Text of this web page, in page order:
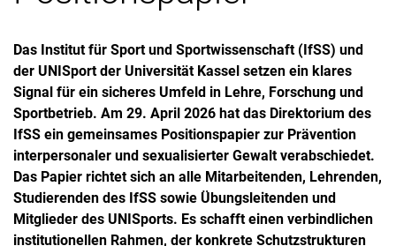
Das Institut für Sport und Sportwissenschaft (IfSS) und
der UNISport der Universität Kassel setzen ein klares
Signal für ein sicheres Umfeld in Lehre, Forschung und
Sportbetrieb. Am 29. April 2026 hat das Direktorium des
IfSS ein gemeinsames Positionspapier zur Prävention
interpersonaler und sexualisierter Gewalt verabschiedet.
Das Papier richtet sich an alle Mitarbeitenden, Lehrenden,
Studierenden des IfSS sowie Übungsleitenden und
Mitglieder des UNISports. Es schafft einen verbindlichen
institutionellen Rahmen, der konkrete Schutzstrukturen